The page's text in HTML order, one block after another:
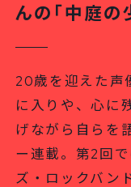
んの「中庭の
20歳を迎えた声
に入りや、心に
げながら自らを
ー連載。第2回
ズ・ロックバン